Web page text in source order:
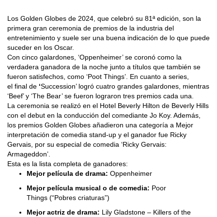
Los Golden Globes de 2024, que celebró su 81ª edición, son la
primera gran ceremonia de premios de la industria del
entretenimiento y suele ser una buena indicación de lo que puede
suceder en los Oscar.
Con cinco galardones, ‘Oppenheimer’ se coronó como la
verdadera ganadora de la noche junto a títulos que también se
fueron satisfechos, como ‘Poot Things’. En cuanto a series,
el final de ‘Succession’ logró cuatro grandes galardones, mientras
‘Beef’ y ‘The Bear’ se fueron lograron tres premios cada una.
La ceremonia se realizó en el Hotel Beverly Hilton de Beverly Hills
con el debut en la conducción del comediante Jo Koy. Además,
los premios Golden Globes añadieron una categoría a Mejor
interpretación de comedia stand-up y el ganador fue Ricky
Gervais, por su especial de comedia ‘Ricky Gervais:
Armageddon’.
Esta es la lista completa de ganadores:
Mejor película de drama: Oppenheimer
Mejor película musical o de comedia: Poor
Things (“Pobres criaturas”)
Mejor actriz de drama: Lily Gladstone – Killers of the